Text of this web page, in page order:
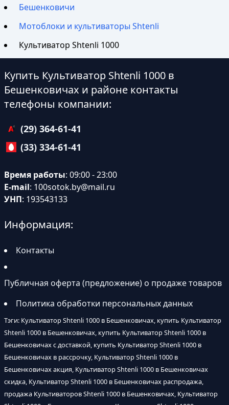
Бешенковичи
Мотоблоки и культиваторы Shtenli
Культиватор Shtenli 1000
Купить Культиватор Shtenli 1000 в
Бешенковичах и районе контакты
телефоны компании:
(29) 364-61-41
(33) 334-61-41
Время работы: 09:00 - 23:00
E-mail: 100sotok.by@mail.ru
УНП: 193543133
Информация:
Контакты
Публичная оферта (предложение) о продаже товаров
Политика обработки персональных данных
Тэги: Культиватор Shtenli 1000 в Бешенковичах, купить Культиватор
Shtenli 1000 в Бешенковичах, купить Культиватор Shtenli 1000 в
Бешенковичах с доставкой, купить Культиватор Shtenli 1000 в
Бешенковичах в рассрочку, Культиватор Shtenli 1000 в
Бешенковичах акция, Культиватор Shtenli 1000 в Бешенковичах
скидка, Культиватор Shtenli 1000 в Бешенковичах распродажа,
продажа Культиваторов Shtenli 1000 в Бешенковичах, Культиватор